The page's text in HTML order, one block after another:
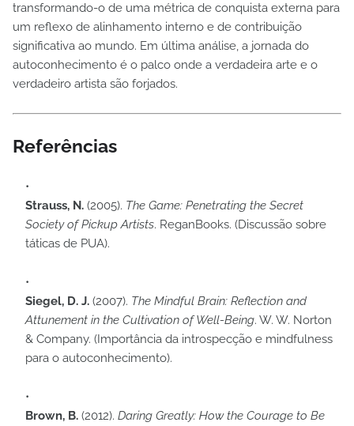
transformando-o de uma métrica de conquista externa para
um reflexo de alinhamento interno e de contribuição
significativa ao mundo. Em última análise, a jornada do
autoconhecimento é o palco onde a verdadeira arte e o
verdadeiro artista são forjados.
Referências
Strauss, N. (2005). The Game: Penetrating the Secret
Society of Pickup Artists. ReganBooks. (Discussão sobre
táticas de PUA).
Siegel, D. J. (2007). The Mindful Brain: Reflection and
Attunement in the Cultivation of Well-Being. W. W. Norton
& Company. (Importância da introspecção e mindfulness
para o autoconhecimento).
Brown, B. (2012). Daring Greatly: How the Courage to Be